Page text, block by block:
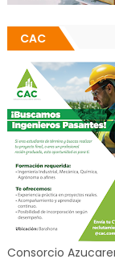
CAC
Consorcio